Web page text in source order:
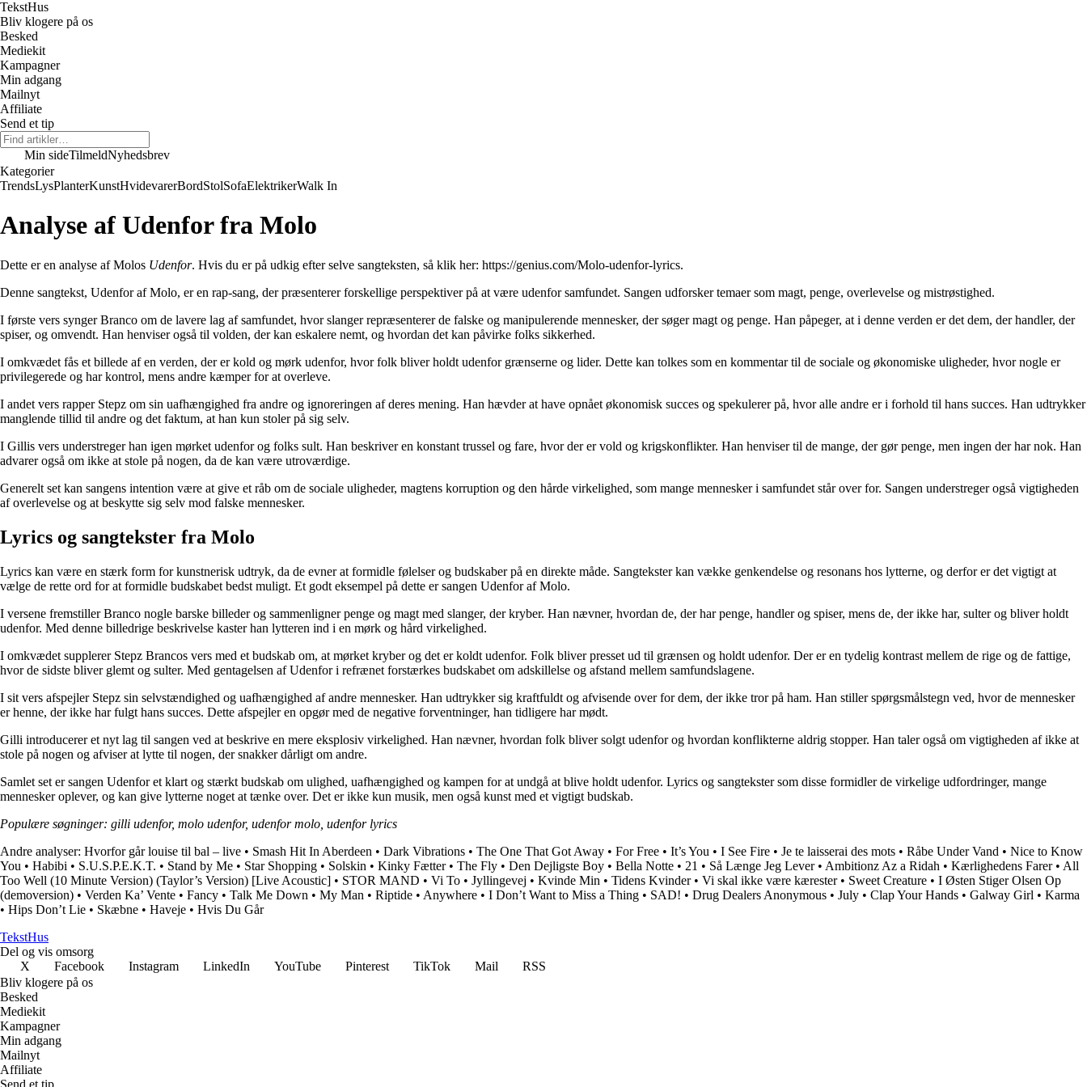
TekstHus
Bliv klogere på os
Besked
Mediekit
Kampagner
Min adgang
Mailnyt
Affiliate
Send et tip
Min sideTilmeldNyhedsbrev
Kategorier
TrendsLysPlanterKunstHvidevarerBordStolSofaElektrikerWalk In
Analyse af Udenfor fra Molo
Dette er en analyse af Molos Udenfor. Hvis du er på udkig efter selve sangteksten, så klik her: https://genius.com/Molo-udenfor-lyrics.
Denne sangtekst, Udenfor af Molo, er en rap-sang, der præsenterer forskellige perspektiver på at være udenfor samfundet. Sangen udforsker temaer som magt, penge, overlevelse og mistrøstighed.
I første vers synger Branco om de lavere lag af samfundet, hvor slanger repræsenterer de falske og manipulerende mennesker, der søger magt og penge. Han påpeger, at i denne verden er det dem, der handler, der
spiser, og omvendt. Han henviser også til volden, der kan eskalere nemt, og hvordan det kan påvirke folks sikkerhed.
I omkvædet fås et billede af en verden, der er kold og mørk udenfor, hvor folk bliver holdt udenfor grænserne og lider. Dette kan tolkes som en kommentar til de sociale og økonomiske uligheder, hvor nogle er
privilegerede og har kontrol, mens andre kæmper for at overleve.
I andet vers rapper Stepz om sin uafhængighed fra andre og ignoreringen af ​​deres mening. Han hævder at have opnået økonomisk succes og spekulerer på, hvor alle andre er i forhold til hans succes. Han udtrykker
manglende tillid til andre og det faktum, at han kun stoler på sig selv.
I Gillis vers understreger han igen mørket udenfor og folks sult. Han beskriver en konstant trussel og fare, hvor der er vold og krigskonflikter. Han henviser til de mange, der gør penge, men ingen der har nok. Han
advarer også om ikke at stole på nogen, da de kan være utroværdige.
Generelt set kan sangens intention være at give et råb om de sociale uligheder, magtens korruption og den hårde virkelighed, som mange mennesker i samfundet står over for. Sangen understreger også vigtigheden
af ​​overlevelse og at beskytte sig selv mod falske mennesker.
Lyrics og sangtekster fra Molo
Lyrics kan være en stærk form for kunstnerisk udtryk, da de evner at formidle følelser og budskaber på en direkte måde. Sangtekster kan vække genkendelse og resonans hos lytterne, og derfor er det vigtigt at
vælge de rette ord for at formidle budskabet bedst muligt. Et godt eksempel på dette er sangen Udenfor af Molo.
I versene fremstiller Branco nogle barske billeder og sammenligner penge og magt med slanger, der kryber. Han nævner, hvordan de, der har penge, handler og spiser, mens de, der ikke har, sulter og bliver holdt
udenfor. Med denne billedrige beskrivelse kaster han lytteren ind i en mørk og hård virkelighed.
I omkvædet supplerer Stepz Brancos vers med et budskab om, at mørket kryber og det er koldt udenfor. Folk bliver presset ud til grænsen og holdt udenfor. Der er en tydelig kontrast mellem de rige og de fattige,
hvor de sidste bliver glemt og sulter. Med gentagelsen af Udenfor i refrænet forstærkes budskabet om adskillelse og afstand mellem samfundslagene.
I sit vers afspejler Stepz sin selvstændighed og uafhængighed af andre mennesker. Han udtrykker sig kraftfuldt og afvisende over for dem, der ikke tror på ham. Han stiller spørgsmålstegn ved, hvor de mennesker
er henne, der ikke har fulgt hans succes. Dette afspejler en opgør med de negative forventninger, han tidligere har mødt.
Gilli introducerer et nyt lag til sangen ved at beskrive en mere eksplosiv virkelighed. Han nævner, hvordan folk bliver solgt udenfor og hvordan konflikterne aldrig stopper. Han taler også om vigtigheden af ikke at
stole på nogen og afviser at lytte til nogen, der snakker dårligt om andre.
Samlet set er sangen Udenfor et klart og stærkt budskab om ulighed, uafhængighed og kampen for at undgå at blive holdt udenfor. Lyrics og sangtekster som disse formidler de virkelige udfordringer, mange
mennesker oplever, og kan give lytterne noget at tænke over. Det er ikke kun musik, men også kunst med et vigtigt budskab.
Populære søgninger: gilli udenfor, molo udenfor, udenfor molo, udenfor lyrics
Andre analyser: Hvorfor går louise til bal – live • Smash Hit In Aberdeen • Dark Vibrations • The One That Got Away • For Free • It’s You • I See Fire • Je te laisserai des mots • Råbe Under Vand • Nice to Know
You • Habibi • S.U.S.P.E.K.T. • Stand by Me • Star Shopping • Solskin • Kinky Fætter• The Fly • Den Dejligste Boy • Bella Notte • 21 • Så Længe Jeg Lever• Ambitionz Az a Ridah • Kærlighedens Farer• All
Too Well (10 Minute Version) (Taylor’s Version) [Live Acoustic] • STOR MAND • Vi To • Jyllingevej • Kvinde Min • Tidens Kvinder• Vi skal ikke være kærester• Sweet Creature • I Østen Stiger Olsen Op
(demoversion) • Verden Ka’ Vente • Fancy • Talk Me Down • My Man • Riptide • Anywhere • I Don’t Want to Miss a Thing • SAD! • Drug Dealers Anonymous • July • Clap Your Hands • Galway Girl • Karma
• Hips Don’t Lie • Skæbne • Haveje • Hvis Du Går
TekstHus
Del og vis omsorg
X
Facebook Instagram LinkedIn YouTube Pinterest TikTok Mail
RSS
Bliv klogere på os
Besked
Mediekit
Kampagner
Min adgang
Mailnyt
Affiliate
Send et tip